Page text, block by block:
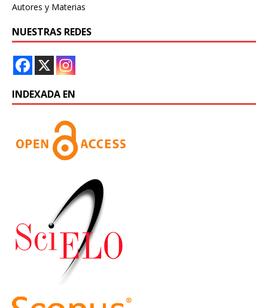
Autores y Materias
NUESTRAS REDES
INDEXADA EN